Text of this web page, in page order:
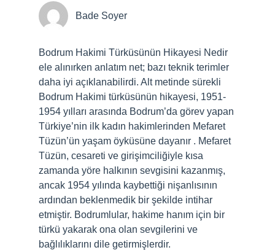
Bade Soyer
Bodrum Hakimi Türküsünün Hikayesi Nedir
ele alınırken anlatım net; bazı teknik terimler
daha iyi açıklanabilirdi. Alt metinde sürekli
Bodrum Hakimi türküsünün hikayesi, 1951-
1954 yılları arasında Bodrum’da görev yapan
Türkiye’nin ilk kadın hakimlerinden Mefaret
Tüzün’ün yaşam öyküsüne dayanır . Mefaret
Tüzün, cesareti ve girişimciliğiyle kısa
zamanda yöre halkının sevgisini kazanmış,
ancak 1954 yılında kaybettiği nişanlısının
ardından beklenmedik bir şekilde intihar
etmiştir. Bodrumlular, hakime hanım için bir
türkü yakarak ona olan sevgilerini ve
bağlılıklarını dile getirmişlerdir.